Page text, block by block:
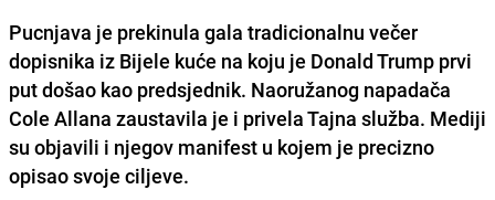
Pucnjava je prekinula gala tradicionalnu večer
dopisnika iz Bijele kuće na koju je Donald Trump prvi
put došao kao predsjednik. Naoružanog napadača
Cole Allana zaustavila je i privela Tajna služba. Mediji
su objavili i njegov manifest u kojem je precizno
opisao svoje ciljeve.